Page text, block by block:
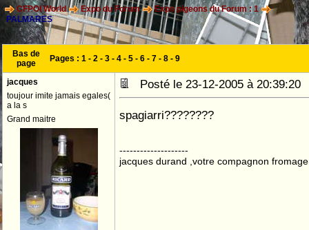
CFPOI World Expo du Forum
Expo pigeons du Forum : 1
PALMARES
Bas de
page
Pages : 1 - 2 - 3 - 4 - 5 - 6 - 7 - 8 - 9
jacques
toujour imite jamais egales(
a la s
Grand maitre
Posté le 23-12-2005 à
spagiarri????????
--------------------
jacques durand ,votre compagnon